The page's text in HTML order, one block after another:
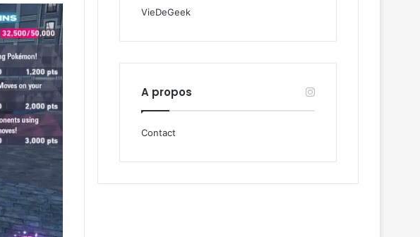
VieDeGeek
A propos
Contact